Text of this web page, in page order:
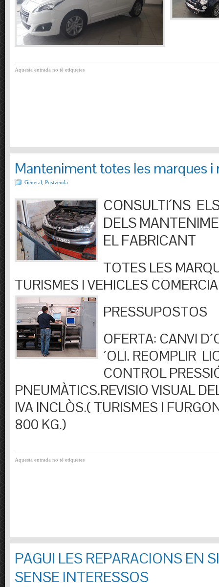
Aquesta entrada no té etiquetes
Manteniment totes les marques i
General Postvenda
CONSULTI´NS
DELS
EL FABRICANT
TOTES LES
TURISMES I VEHICLES
PRESSUPOSTOS
OFERTA: CANVI
´OLI. REOMPLIR
CONTROL
PNEUMÀTICS.REVISIO VISUAL
IVA INCLÒS.( TURISMES I
800 KG.)
Aquesta entrada no té etiquetes
PAGUI LES REPARACIONS EN
SENSE INTERESSOS